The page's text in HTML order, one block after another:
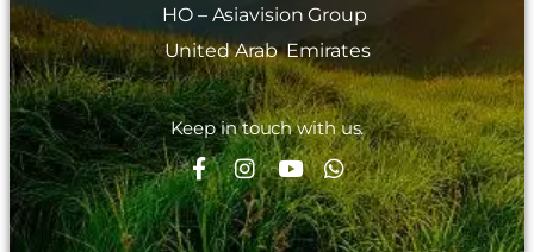
HO – Asiavision Group
United Arab Emirates
Keep in touch with us.